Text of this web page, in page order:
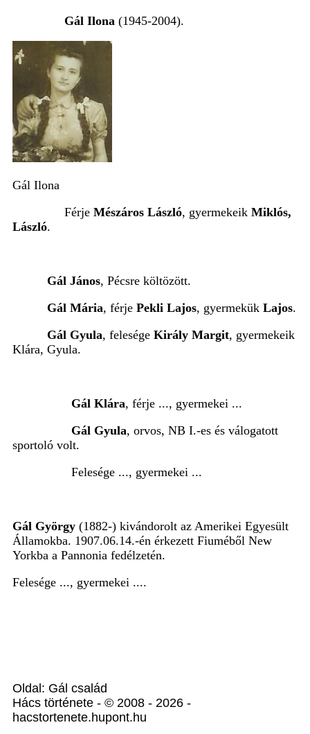
Gál Ilona (1945-2004).
Gál Ilona
Férje Mészáros László, gyermekeik Miklós,
László.
Gál János, Pécsre költözött.
Gál Mária, férje Pekli Lajos, gyermekük Lajos.
Gál Gyula, felesége Király Margit, gyermekeik
Klára, Gyula.
Gál Klára, férje ..., gyermekei ...
Gál Gyula, orvos, NB I.-es és válogatott
sportoló volt.
Felesége ..., gyermekei ...
Gál György (1882-) kivándorolt az Amerikei Egyesült
Államokba. 1907.06.14.-én érkezett Fiuméből New
Yorkba a Pannonia fedélzetén.
Felesége ..., gyermekei ....
Oldal: Gál család
Hács története - © 2008 - 2026 -
hacstortenete.hupont.hu